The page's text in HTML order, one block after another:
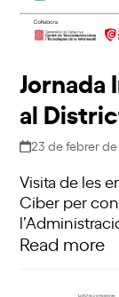
Jornada
al
23 de febrer
Visita de les
Ciber per
Read more